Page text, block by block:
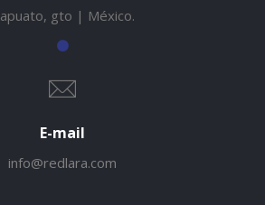
gto | México.
E-mail
info@redlara.com